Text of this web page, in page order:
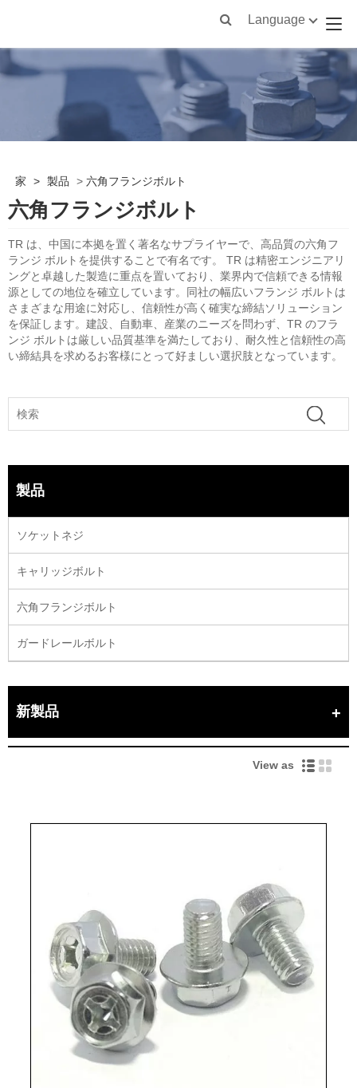
Language
家 > 製品 > 六角フランジボルト
六角フランジボルト
TR は、中国に本拠を置く著名なサプライヤーで、高品質の六角フ
ランジ ボルトを提供することで有名です。 TR は精密エンジニアリ
ングと卓越した製造に重点を置いており、業界内で信頼できる情報
源としての地位を確立しています。同社の幅広いフランジ ボルトは
さまざまな用途に対応し、信頼性が高く確実な締結ソリューション
を保証します。建設、自動車、産業のニーズを問わず、TR のフラ
ンジ ボルトは厳しい品質基準を満たしており、耐久性と信頼性の高
い締結具を求めるお客様にとって好ましい選択肢となっています。
製品
ソケットネジ
キャリッジボルト
六角フランジボルト
ガードレールボルト
新製品
View as